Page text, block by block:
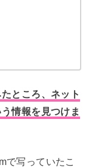
ところ、ネット
情報を見つけま
で写っていたこ